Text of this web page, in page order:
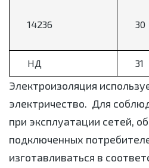
14236 30
НД 31
Электроизоляция
электричество. Для
при эксплуатации сетей,
подключенных
изготавливаться в